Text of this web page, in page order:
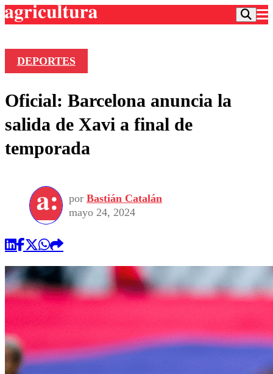
Frecuencias
Agricultura TV
Deportes
Colo Colo
Seleccion Chilena
Torneo Internacional
Universidad de Chile
Entretención
Economía
Internacional
Sustentabilidad
Publicaciones en medios
Opinión
DEPORTES
Oficial: Barcelona anuncia la
salida de Xavi a final de
temporada
por Bastián Catalán
mayo 24, 2024